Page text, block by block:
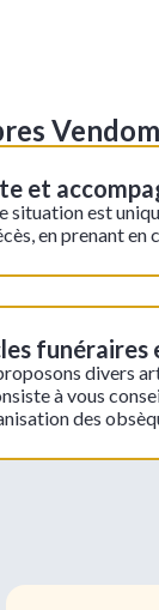
et
situation est
en prenant
funéraires
divers
à vous
des